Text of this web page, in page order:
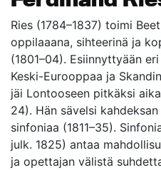
Ries (1784–1837) toimi
oppilaaana, sihteerinä ja
(1801–04). Esiinnyttyään
Keski-Eurooppaa ja
jäi Lontooseen pitkäksi
24). Hän sävelsi
sinfoniaa (1811–35).
julk. 1825) antaa
ja opettajan välistä